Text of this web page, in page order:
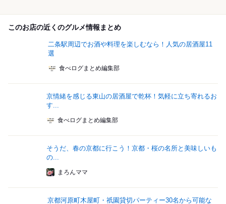
このお店の近くのグルメ情報まとめ
二条駅周辺でお酒や料理を楽しむなら！人気の居酒屋11
選
食べログまとめ編集部
京情緒を感じる東山の居酒屋で乾杯！気軽に立ち寄れるお
す...
食べログまとめ編集部
そうだ、春の京都に行こう！京都・桜の名所と美味しいも
の...
まろんママ
京都河原町木屋町・祇園貸切パーティー30名から可能な